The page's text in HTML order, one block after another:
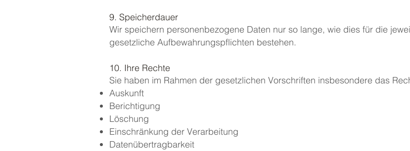
9. Speicherdauer
Wir speichern personenbezogene Daten nur so lange, wie dies für die
gesetzliche Aufbewahrungspflichten bestehen.
10. Ihre Rechte
Sie haben im Rahmen der gesetzlichen Vorschriften insbesondere das
Auskunft
Berichtigung
Löschung
Einschränkung der Verarbeitung
Datenübertragbarkeit